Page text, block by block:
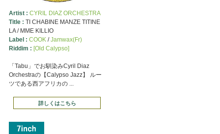
Artist : CYRIL DIAZ ORCHESTRA
Title : TI CHABINE MANZE TITINE
LA / MME KILLIO
Label : COOK/Jamwax(Fr)
Riddim : [Old Calypso]
「Tabu」でお馴染みCyril Diaz
Orchestraの【Calypso Jazz】 ルー
ツである西アフリカの ...
詳しくはこちら